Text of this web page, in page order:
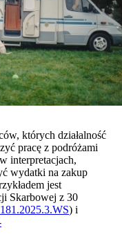
których działalność
pracę z podróżami
interpretacjach,
wydatki na zakup
jest
Skarbowej z 30
) i